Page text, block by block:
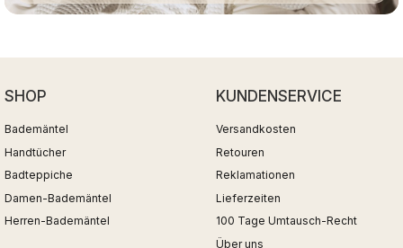
SHOP
Bademäntel
Handtücher
Badteppiche
Damen-Bademäntel
Herren-Bademäntel
KUNDENSERVICE
Versandkosten
Retouren
Reklamationen
Lieferzeiten
100 Tage Umtausch-Recht
Über uns